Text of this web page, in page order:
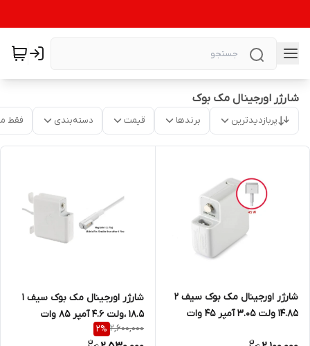
شارژر اورجینال مک بوک
پربازدیدترین برندها قیمت دسته‌بندی فقط
شارژر اورجینال مک بوک سیف 2
14.85 ولت 3.05 آمپر 45 وات
شارژر اورجینال مک بوک سیف 1
18.5 ،ولت 4.6 آمپر 85 وات
2,600,000
2%